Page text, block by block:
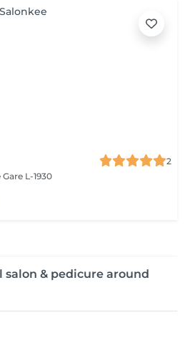
2
Gare L-1930
salon & pedicure around